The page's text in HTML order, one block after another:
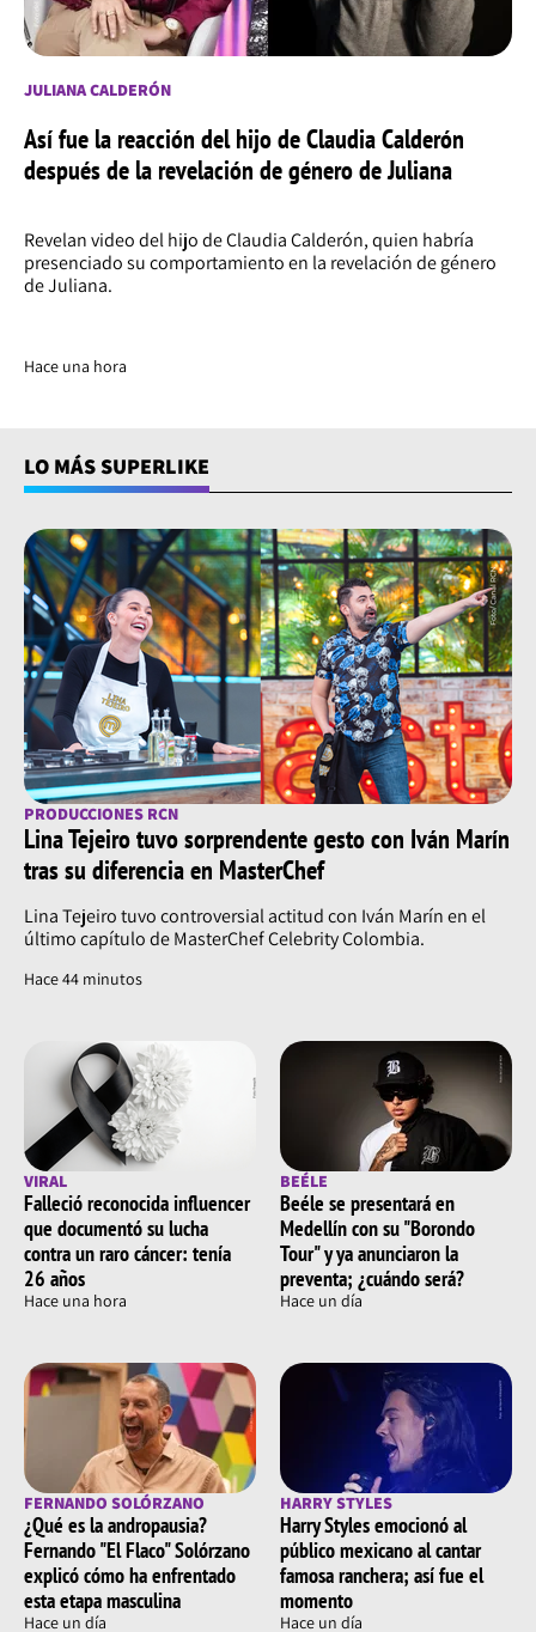
JULIANA CALDERÓN
Así fue la reacción del hijo de Claudia Calderón
después de la revelación de género de Juliana
Revelan video del hijo de Claudia Calderón, quien habría
presenciado su comportamiento en la revelación de género
de Juliana.
Hace una hora
LO MÁS SUPERLIKE
PRODUCCIONES RCN
Lina Tejeiro tuvo sorprendente gesto con Iván Marín
tras su diferencia en MasterChef
Lina Tejeiro tuvo controversial actitud con Iván Marín en el
último capítulo de MasterChef Celebrity Colombia.
Hace 44 minutos
VIRAL
Falleció reconocida influencer
que documentó su lucha
contra un raro cáncer: tenía
26 años
Hace una hora
BEÉLE
Beéle se presentará en
Medellín con su "Borondo
Tour" y ya anunciaron la
preventa; ¿cuándo será?
Hace un día
FERNANDO SOLÓRZANO
¿Qué es la andropausia?
Fernando "El Flaco" Solórzano
explicó cómo ha enfrentado
esta etapa masculina
Hace un día
HARRY STYLES
Harry Styles emocionó al
público mexicano al cantar
famosa ranchera; así fue el
momento
Hace un día